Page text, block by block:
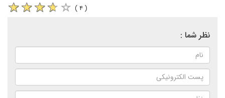
( ۴ )
نظر شما :